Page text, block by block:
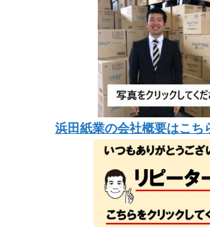
浜田紙業の会社概要はこち